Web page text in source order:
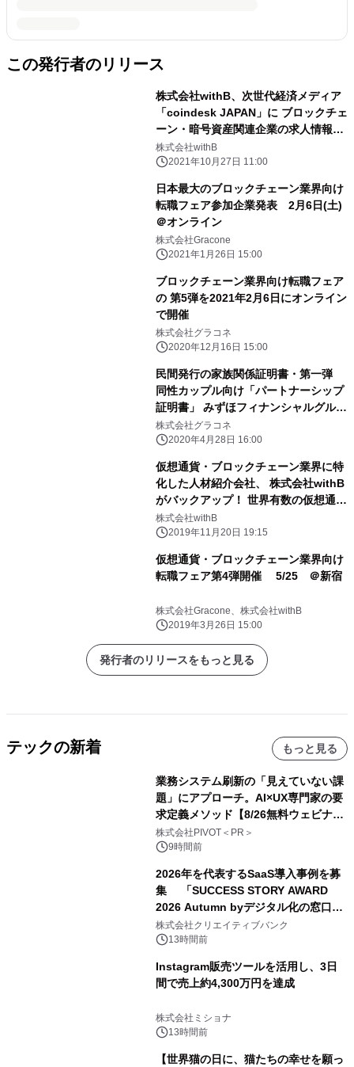
この発行者のリリース
株式会社withB、次世代経済メディア
「coindesk JAPAN」に ブロックチェ
ーン・暗号資産関連企業の求人情報掲
載をスタート！
株式会社withB
2021年10月27日 11:00
日本最大のブロックチェーン業界向け
転職フェア参加企業発表 2月6日(土)
＠オンライン
株式会社Gracone
2021年1月26日 15:00
ブロックチェーン業界向け転職フェア
の 第5弾を2021年2月6日にオンライン
で開催
株式会社グラコネ
2020年12月16日 15:00
民間発行の家族関係証明書・第一弾
同性カップル向け「パートナーシップ
証明書」 みずほフィナンシャルグルー
プなど17社が企業内手続きでの利用へ
株式会社グラコネ
2020年4月28日 16:00
仮想通貨・ブロックチェーン業界に特
化した人材紹介会社、 株式会社withB
がバックアップ！ 世界有数の仮想通
貨・ブロックチェーンメディア・ コイ
ンテレグラフジャパンが仮想通貨・ブ
ロックチェーン関連企業と 求職者との
マッチングサービス 『Jobs byコイン
テレグラフ』を11月29日よりスター
株式会社withB
2019年11月20日 19:15
仮想通貨・ブロックチェーン業界向け
転職フェア第4弾開催 5/25 ＠新宿
株式会社Gracone、株式会社withB
2019年3月26日 15:00
発行者のリリースをもっと見る
テックの新着 もっと見る
業務システム刷新の「見えていない課
題」にアプローチ。AI×UX専門家の要
求定義メソッド【8/26無料ウェビナ
ー】株式会社PIVOT
株式会社PIVOT＜PR＞
9時間前
2026年を代表するSaaS導入事例を募
集 「SUCCESS STORY AWARD
2026 Autumn byデジタル化の窓口」
開催
株式会社クリエイティブバンク
13時間前
Instagram販売ツールを活用し、3日
間で売上約4,300万円を達成
株式会社ミショナ
13時間前
【世界猫の日に、猫たちの幸せを願っ